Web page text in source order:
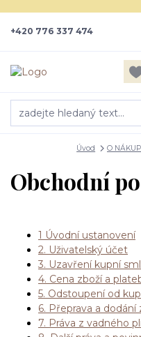
+420 776 337 474
Úvod O
Obchodní
1 Úvodní ustanovení
2. Uživatelský účet
3. Uzavření kupní
4. Cena zboží a
5. Odstoupení od
6. Přeprava a dodání
7. Práva z vadného